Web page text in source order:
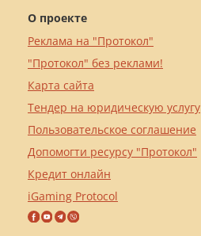
О проекте
Реклама на "Протокол"
"Протокол" без реклами!
Карта сайта
Тендер на юридическую услугу
Пользовательское соглашение
Допомогти ресурсу "Протокол"
Кредит онлайн
iGaming Protocol